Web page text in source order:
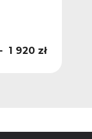
1 920 zł